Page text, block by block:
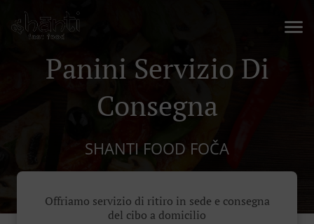
Panini Servizio Di
Consegna
SHANTI FOOD FOČA
Offriamo servizio di ritiro in sede e consegna
del cibo a domicilio